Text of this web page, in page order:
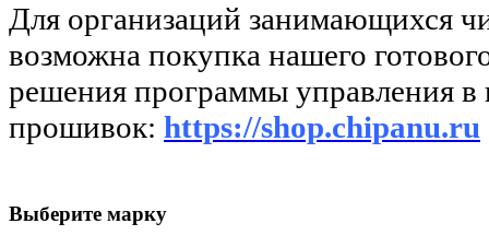
Для организаций занимающихся
возможна покупка нашего
решения программы управления в
прошивок: https://shop.chipanu.ru
Выберите марку